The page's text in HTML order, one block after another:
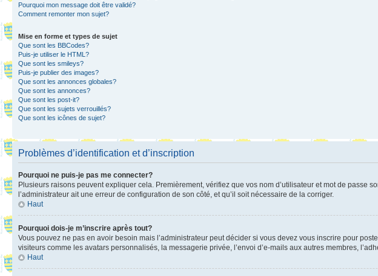
Pourquoi mon message doit être validé?
Comment remonter mon sujet?
Mise en forme et types de sujet
Que sont les BBCodes?
Puis-je utiliser le HTML?
Que sont les smileys?
Puis-je publier des images?
Que sont les annonces globales?
Que sont les annonces?
Que sont les post-it?
Que sont les sujets verrouillés?
Que sont les icônes de sujet?
Problèmes d’identification et d’inscription
Pourquoi ne puis-je pas me connecter?
Plusieurs raisons peuvent expliquer cela. Premièrement, vérifiez que vos nom d’utilisateur et mot de passe
l’administrateur ait une erreur de configuration de son côté, et qu’il soit nécessaire de la corriger.
Haut
Pourquoi dois-je m’inscrire après tout?
Vous pouvez ne pas en avoir besoin mais l’administrateur peut décider si vous devez vous inscrire pour
visiteurs comme les avatars personnalisés, la messagerie privée, l’envoi d’e-mails aux autres membres,
Haut